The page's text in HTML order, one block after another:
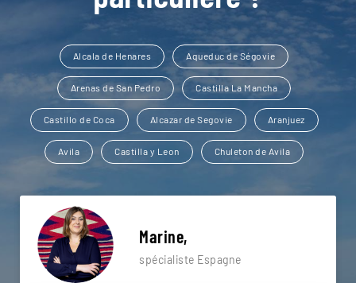
Alcala de Henares Aqueduc de Ségovie
Arenas de San Pedro Castilla La Mancha
Castillo de Coca Alcazar de Segovie Aranjuez
Avila Castilla y Leon Chuleton de Avila
Marine,
spécialiste Espagne